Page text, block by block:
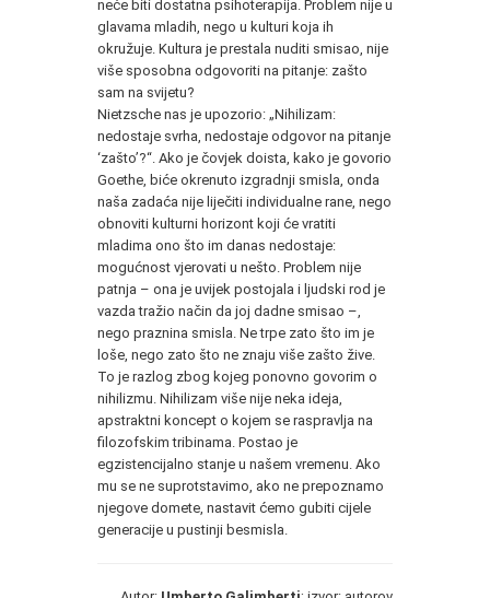
neće biti dostatna psihoterapija. Problem nije u
glavama mladih, nego u kulturi koja ih
okružuje. Kultura je prestala nuditi smisao, nije
više sposobna odgovoriti na pitanje: zašto
sam na svijetu?
Nietzsche nas je upozorio: „Nihilizam:
nedostaje svrha, nedostaje odgovor na pitanje
‘zašto’?“. Ako je čovjek doista, kako je govorio
Goethe, biće okrenuto izgradnji smisla, onda
naša zadaća nije liječiti individualne rane, nego
obnoviti kulturni horizont koji će vratiti
mladima ono što im danas nedostaje:
mogućnost vjerovati u nešto. Problem nije
patnja – ona je uvijek postojala i ljudski rod je
vazda tražio način da joj dadne smisao –,
nego praznina smisla. Ne trpe zato što im je
loše, nego zato što ne znaju više zašto žive.
To je razlog zbog kojeg ponovno govorim o
nihilizmu. Nihilizam više nije neka ideja,
apstraktni koncept o kojem se raspravlja na
filozofskim tribinama. Postao je
egzistencijalno stanje u našem vremenu. Ako
mu se ne suprotstavimo, ako ne prepoznamo
njegove domete, nastavit ćemo gubiti cijele
generacije u pustinji besmisla.